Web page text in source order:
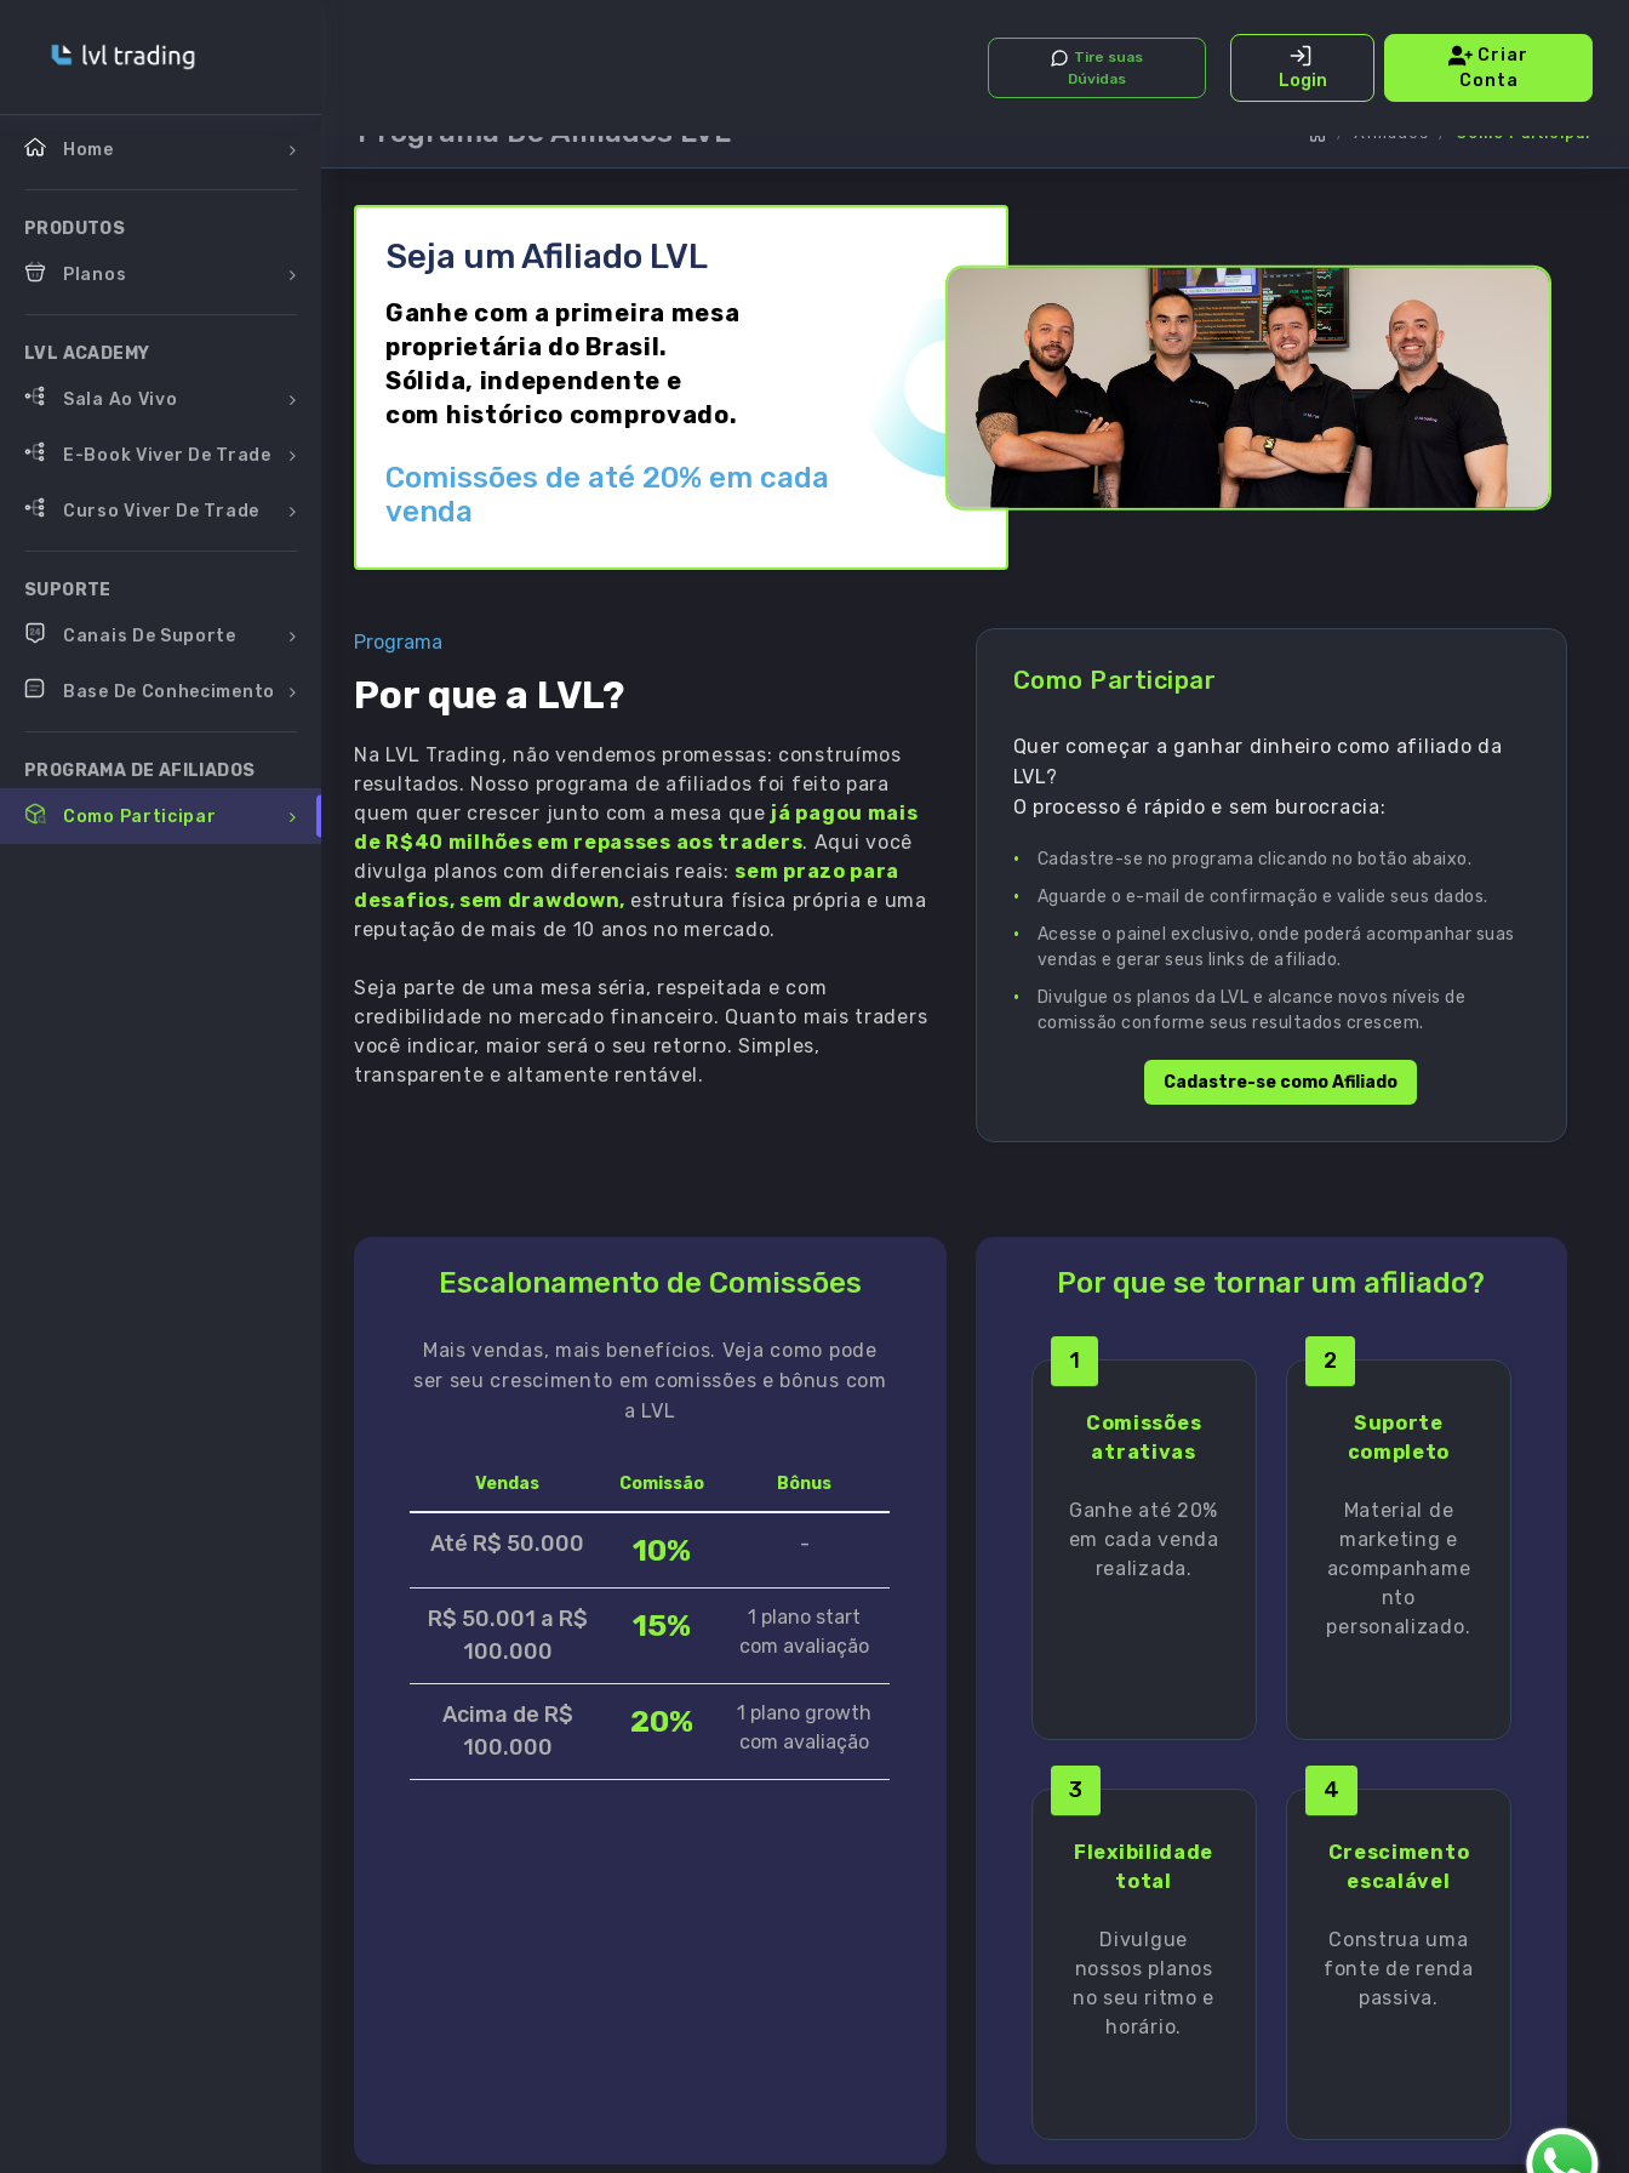
Tire suas
Dúvidas
Login
Criar
Conta
Home
PRODUTOS
Planos
LVL ACADEMY
Sala Ao Vivo
E-Book Viver De Trade
Curso Viver De Trade
SUPORTE
Canais De Suporte
Base De Conhecimento
PROGRAMA DE AFILIADOS
Como Participar
Programa De Afiliados LVL Afiliados Como Participar
Seja um Afiliado LVL
Ganhe com a primeira mesa
proprietária do Brasil.
Sólida, independente e
com histórico comprovado.
Comissões de até 20% em cada
venda
Programa
Por que a LVL?
Na LVL Trading, não vendemos promessas: construímos
resultados. Nosso programa de afiliados foi feito para
quem quer crescer junto com a mesa que já pagou mais
de R$40 milhões em repasses aos traders. Aqui você
divulga planos com diferenciais reais: sem prazo para
desafios, sem drawdown, estrutura física própria e uma
reputação de mais de 10 anos no mercado.
Seja parte de uma mesa séria, respeitada e com
credibilidade no mercado financeiro. Quanto mais traders
você indicar, maior será o seu retorno. Simples,
transparente e altamente rentável.
Como Participar
Quer começar a ganhar dinheiro como afiliado da
LVL?
O processo é rápido e sem burocracia:
•
Cadastre-se no programa clicando no botão abaixo.
•
Aguarde o e-mail de confirmação e valide seus dados.
•
Acesse o painel exclusivo, onde poderá acompanhar suas
vendas e gerar seus links de afiliado.
•
Divulgue os planos da LVL e alcance novos níveis de
comissão conforme seus resultados crescem.
Cadastre-se como Afiliado
Escalonamento de Comissões
Mais vendas, mais benefícios. Veja como pode
ser seu crescimento em comissões e bônus com
a LVL
Vendas Comissão Bônus
Até R$ 50.000 10% -
R$ 50.001 a R$
100.000
15%
1 plano start
com avaliação
Acima de R$
100.000
20%
1 plano growth
com avaliação
Por que se tornar um afiliado?
1
Comissões
atrativas
Ganhe até 20%
em cada venda
realizada.
2
Suporte
completo
Material de
marketing e
acompanhame
nto
personalizado.
3
Flexibilidade
total
Divulgue
nossos planos
no seu ritmo e
horário.
4
Crescimento
escalável
Construa uma
fonte de renda
passiva.